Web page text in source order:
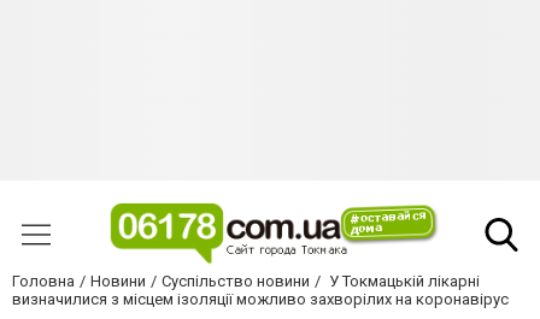
Головна Новини Суспільство новини
У Токмацькій лікарні
визначилися з місцем ізоляції можливо захворілих на коронавірус